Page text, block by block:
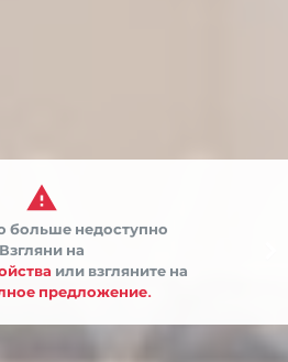

больше недоступно
Взгляни на
или взгляните на
предложение.